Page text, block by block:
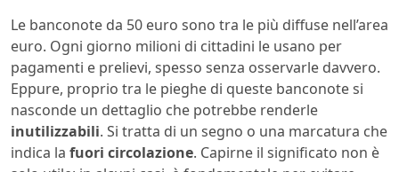
Le banconote da 50 euro sono tra le più diffuse nell’area
euro. Ogni giorno milioni di cittadini le usano per
pagamenti e prelievi, spesso senza osservarle davvero.
Eppure, proprio tra le pieghe di queste banconote si
nasconde un dettaglio che potrebbe renderle
inutilizzabili. Si tratta di un segno o una marcatura che
indica la fuori circolazione. Capirne il significato non è